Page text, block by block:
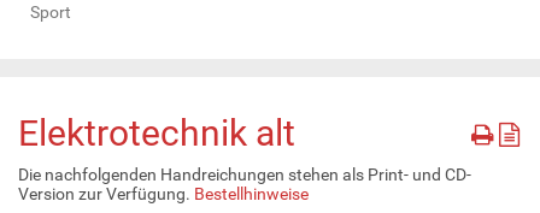
Sport
Elektrotechnik alt
Die nachfolgenden Handreichungen stehen als Print- und CD-
Version zur Verfügung. Bestellhinweise